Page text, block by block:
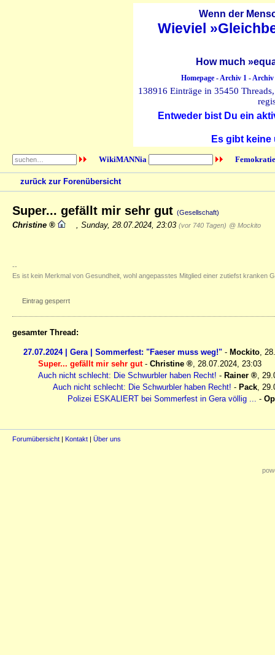
Wenn der
Wieviel
How much
Homepage-Archiv 1-Archiv
138916 Einträge in 35450
Entweder bist Du ein
Es gibt
WikiMANNia
zurück zur Forenübersicht
Super... gefällt mir sehr gut (Gesellschaft)
Christine Sunday, 28.07.2024, 23:03 (vor 740 Tagen) @ Mockito
--
Es ist kein Merkmal von Gesundheit, wohl angepasstes Mitglied einer zutiefst kranken
Eintrag gesperrt
gesamter Thread:
27.07.2024 | Gera | Sommerfest: "Faeser muss weg!" - Mockito,
Super... gefällt mir sehr gut- Christine , 28.07.2024, 23:03
Auch nicht schlecht: Die Schwurbler haben Recht! - Rainer ,
Auch nicht schlecht: Die Schwurbler haben Recht! - Pack,
Polizei ESKALIERT bei Sommerfest in Gera völlig ... -
Forumübersicht | Kontakt | Über uns